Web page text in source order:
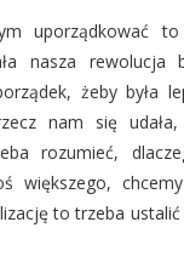
uporządkować
nasza rewolucja
żeby była
nam się
rozumieć,
większego,
to trzeba